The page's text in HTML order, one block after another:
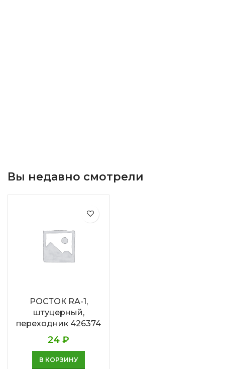
Вы недавно смотрели
РОСТОК RA-1,
штуцерный,
переходник 426374
24 ₽
В КОРЗИНУ